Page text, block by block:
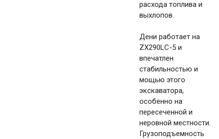
расхода топлива и
выхлопов.
Дени работает на
ZX290LC-5 и
впечатлен
стабильностью и
мощью этого
экскаватора,
особенно на
пересеченной и
неровной местности.
Грузоподъемность